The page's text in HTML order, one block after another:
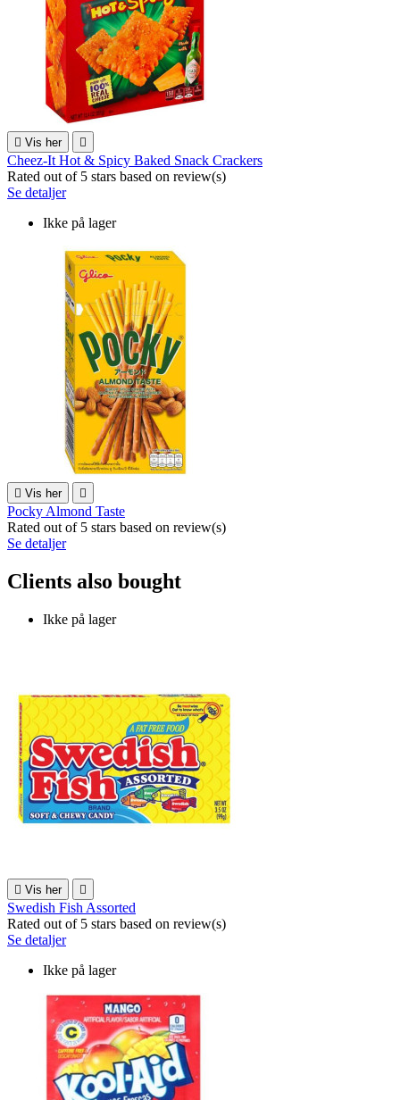
 Vis her 
Cheez-It Hot & Spicy Baked Snack Crackers
Rated out of 5 stars based on review(s)
Se detaljer
Ikke på lager
 Vis her 
Pocky Almond Taste
Rated out of 5 stars based on review(s)
Se detaljer
Clients also bought
Ikke på lager
 Vis her 
Swedish Fish Assorted
Rated out of 5 stars based on review(s)
Se detaljer
Ikke på lager